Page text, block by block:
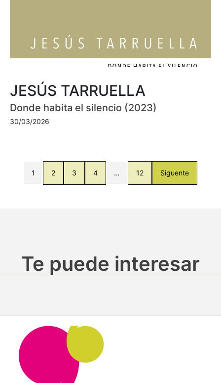
JESÚS TARRUELLA
Donde habita el silencio (2023)
30/03/2026
1 2 3 4 … 12 Siguente
Te puede interesar